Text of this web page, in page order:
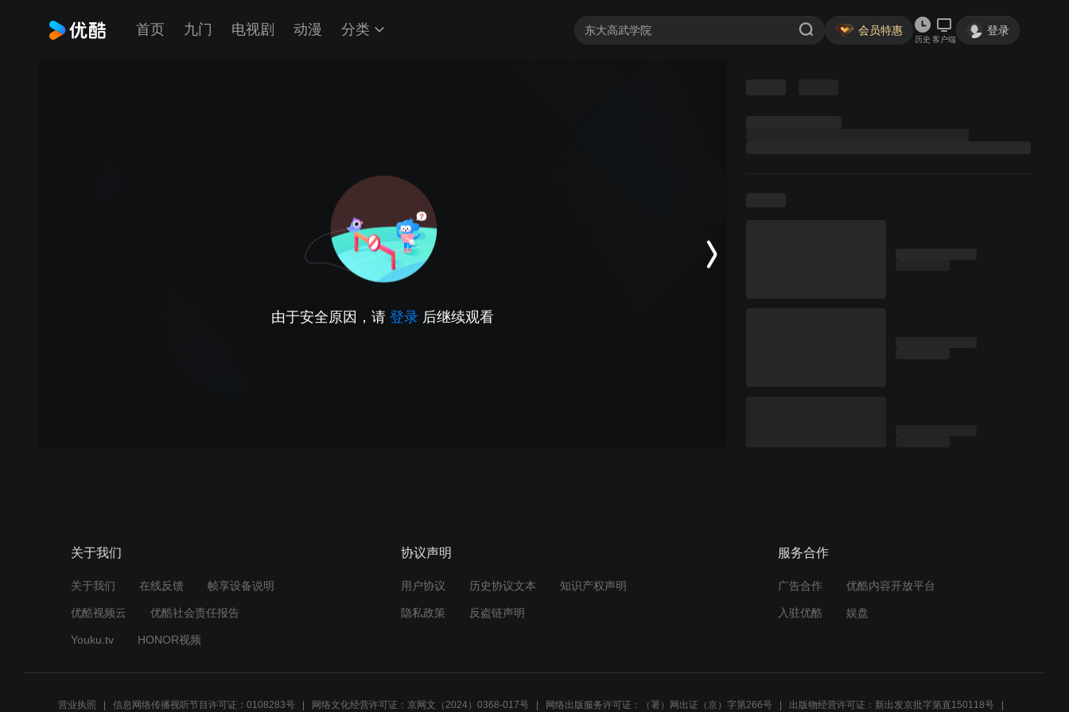
首页 九门 电视剧 动漫 分类 会员特惠
历史 客户端
登录
由于安全原因，请 登录 后继续观看
关于我们
关于我们 在线反馈 帧享设备说明
优酷视频云 优酷社会责任报告
Youku.tv HONOR视频
协议声明
用户协议 历史协议文本 知识产权声明
隐私政策 反盗链声明
服务合作
广告合作 优酷内容开放平台
入驻优酷 娱盘
营业执照 信息网络传播视听节目许可证：0108283号 网络文化经营许可证：京网文（2024）0368-017号 网络出版服务许可证：（署）网出证（京）字第266号 出版物经营许可证：新出发京批字第直150118号